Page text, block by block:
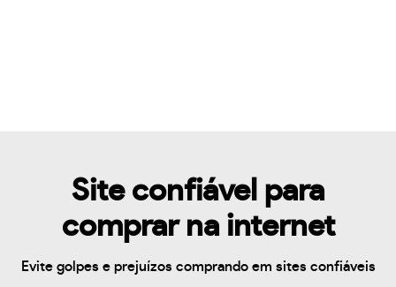
Site confiável para
comprar na internet
Evite golpes e prejuízos comprando em sites confiáveis